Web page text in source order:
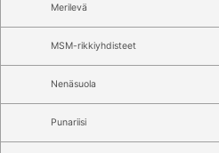
Merilevä
MSM-rikkiyhdisteet
Nenäsuola
Punariisi